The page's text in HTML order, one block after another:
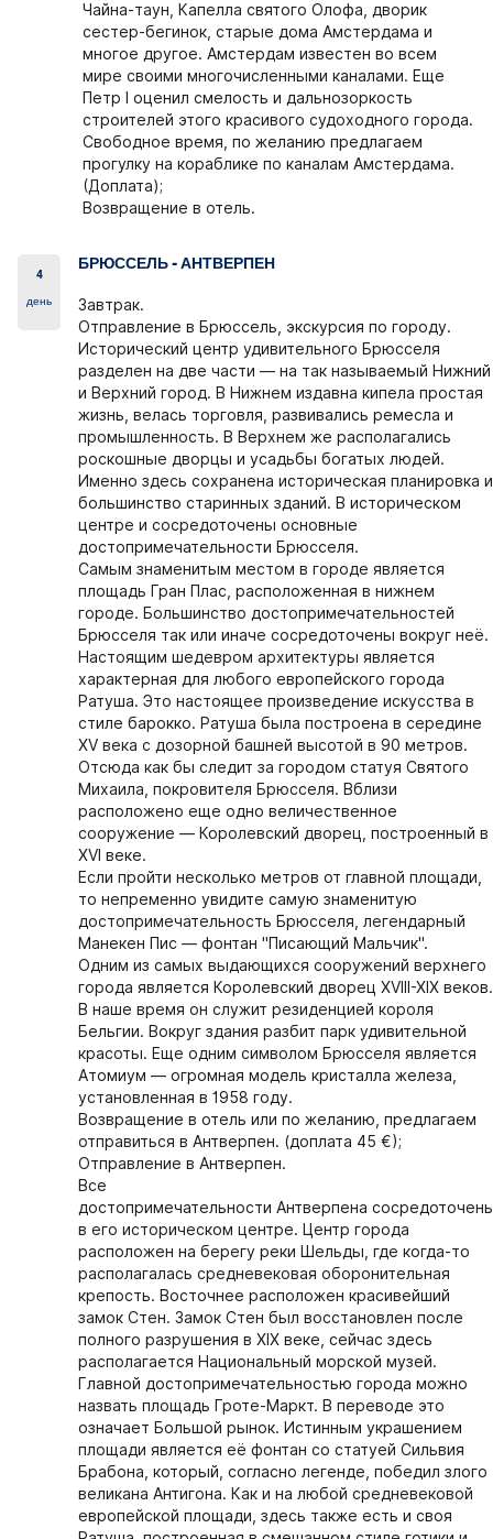
Чайна-таун, Капелла святого Олофа, дворик
сестер-бегинок, старые дома Амстердама и
многое другое. Амстердам известен во всем
мире своими многочисленными каналами. Еще
Петр I оценил смелость и дальнозоркость
строителей этого красивого судоходного города.
Свободное время, по желанию предлагаем
прогулку на кораблике по каналам Амстердама.
(Доплата);
Возвращение в отель.
4
день
БРЮССЕЛЬ - АНТВЕРПЕН
Завтрак.
Отправление в Брюссель, экскурсия по городу.
Исторический центр удивительного Брюсселя
разделен на две части — на так называемый Нижний
и Верхний город. В Нижнем издавна кипела простая
жизнь, велась торговля, развивались ремесла и
промышленность. В Верхнем же располагались
роскошные дворцы и усадьбы богатых людей.
Именно здесь сохранена историческая планировка и
большинство старинных зданий. В историческом
центре и сосредоточены основные
достопримечательности Брюсселя.
Самым знаменитым местом в городе является
площадь Гран Плас, расположенная в нижнем
городе. Большинство достопримечательностей
Брюсселя так или иначе сосредоточены вокруг неё.
Настоящим шедевром архитектуры является
характерная для любого европейского города
Ратуша. Это настоящее произведение искусства в
стиле барокко. Ратуша была построена в середине
XV века с дозорной башней высотой в 90 метров.
Отсюда как бы следит за городом статуя Святого
Михаила, покровителя Брюсселя. Вблизи
расположено еще одно величественное
сооружение — Королевский дворец, построенный в
XVI веке.
Если пройти несколько метров от главной площади,
то непременно увидите самую знаменитую
достопримечательность Брюсселя, легендарный
Манекен Пис — фонтан "Писающий Мальчик".
Одним из самых выдающихся сооружений верхнего
города является Королевский дворец XVIII-XIX веков.
В наше время он служит резиденцией короля
Бельгии. Вокруг здания разбит парк удивительной
красоты. Еще одним символом Брюсселя является
Атомиум — огромная модель кристалла железа,
установленная в 1958 году.
Возвращение в отель или по желанию, предлагаем
отправиться в Антверпен. (доплата 45 €);
Отправление в Антверпен.
Все
достопримечательности Антверпена
в его историческом центре. Центр города
расположен на берегу реки Шельды, где когда-то
располагалась средневековая оборонительная
крепость. Восточнее расположен красивейший
замок Стен. Замок Стен был восстановлен после
полного разрушения в XIX веке, сейчас здесь
располагается Национальный морской музей.
Главной достопримечательностью города можно
назвать площадь Гроте-Маркт. В переводе это
означает Большой рынок. Истинным украшением
площади является её фонтан со статуей Сильвия
Брабона, который, согласно легенде, победил злого
великана Антигона. Как и на любой средневековой
европейской площади, здесь также есть и своя